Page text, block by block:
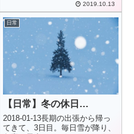
付いていたのですが、とうと
う…
2019.10.13
日常
【日常】冬の休日…
2018-01-13長期の出張から帰っ
てきて、3日目。毎日雪が降り、